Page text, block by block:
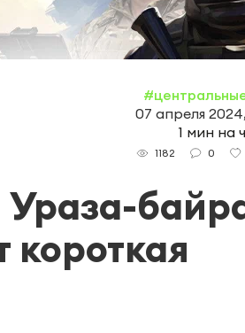
07 апреля
1 мин на
1182 0
Ураза-